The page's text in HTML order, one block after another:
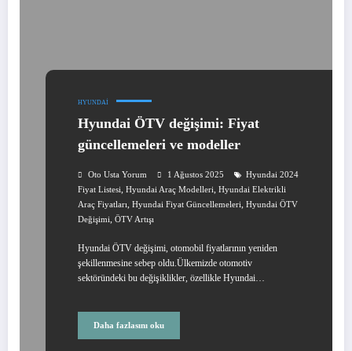
HYUNDAI
Hyundai ÖTV değişimi: Fiyat
güncellemeleri ve modeller
Oto Usta Yorum 1 Ağustos 2025
Hyundai 2024
Fiyat Listesi, Hyundai Araç Modelleri, Hyundai Elektrikli
Araç Fiyatları, Hyundai Fiyat Güncellemeleri, Hyundai ÖTV
Değişimi, ÖTV Artışı
Hyundai ÖTV değişimi, otomobil fiyatlarının yeniden
şekillenmesine sebep oldu.Ülkemizde otomotiv
sektöründeki bu değişiklikler, özellikle Hyundai…
Daha fazlasını oku